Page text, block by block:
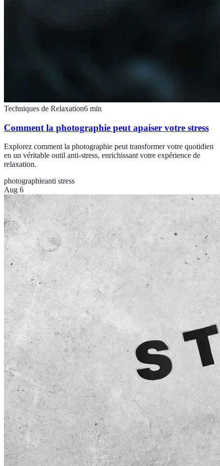
Techniques de Relaxation6 min
Comment la photographie peut apaiser votre stress
Explorez comment la photographie peut transformer votre quotidien
en un véritable outil anti-stress, enrichissant votre expérience de
relaxation.
photographieanti stress
Aug 6